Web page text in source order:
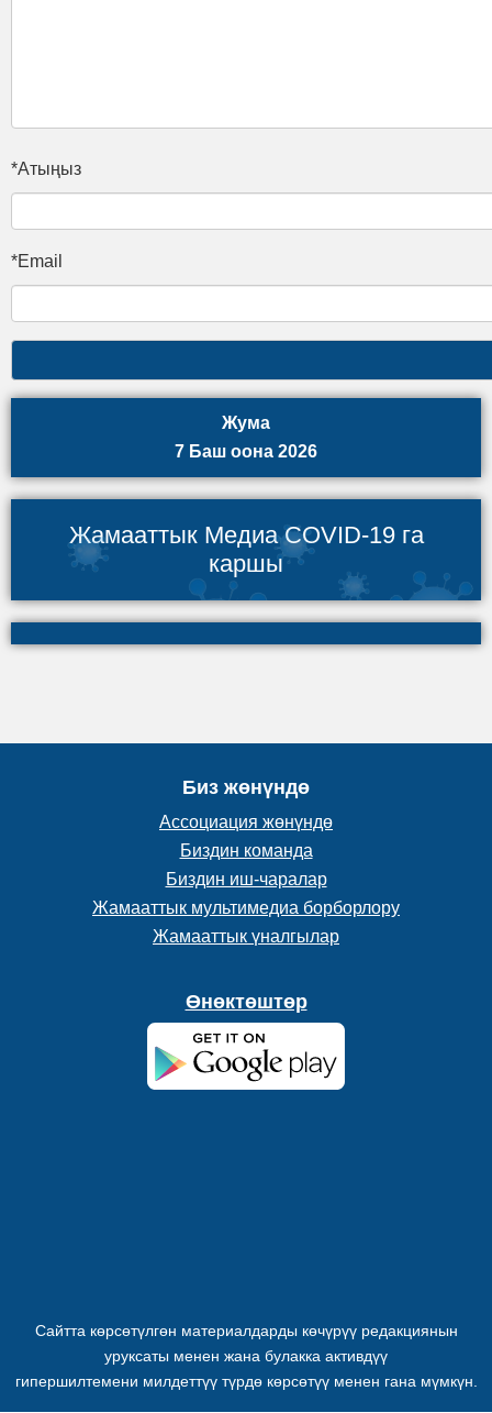
*Атыңыз
*Email
Жума
7 Баш оона 2026
Жамааттык Медиа COVID-19 га
каршы
Биз жөнүндө
Ассоциация жөнүндө
Биздин команда
Биздин иш-чаралар
Жамааттык мультимедиа борборлору
Жамааттык үналгылар
Өнөктөштөр
Сайтта көрсөтүлгөн материалдарды көчүрүү редакциянын
уруксаты менен жана булакка активдүү
гипершилтемени милдеттүү түрдө көрсөтүү менен гана мүмкүн.